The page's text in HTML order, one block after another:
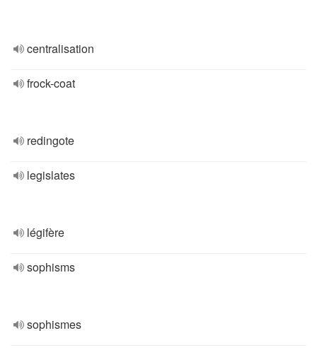
centralisation
frock-coat
redingote
legislates
légifère
sophisms
sophismes